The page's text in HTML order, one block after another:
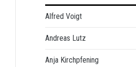
Alfred Voigt
Andreas Lutz
Anja Kirchpfening